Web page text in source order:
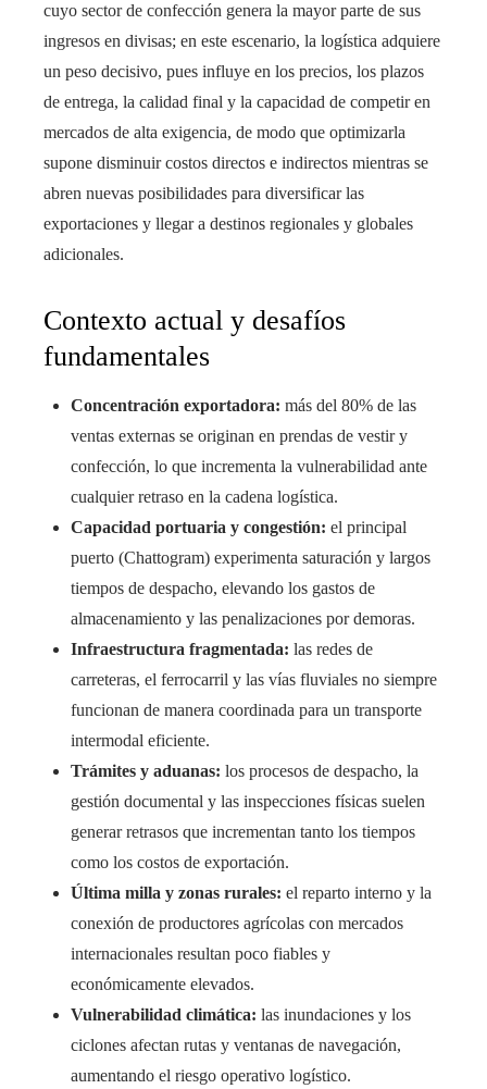
cuyo sector de confección genera la mayor parte de sus
ingresos en divisas; en este escenario, la logística adquiere
un peso decisivo, pues influye en los precios, los plazos
de entrega, la calidad final y la capacidad de competir en
mercados de alta exigencia, de modo que optimizarla
supone disminuir costos directos e indirectos mientras se
abren nuevas posibilidades para diversificar las
exportaciones y llegar a destinos regionales y globales
adicionales.
Contexto actual y desafíos
fundamentales
Concentración exportadora: más del 80% de las
ventas externas se originan en prendas de vestir y
confección, lo que incrementa la vulnerabilidad ante
cualquier retraso en la cadena logística.
Capacidad portuaria y congestión: el principal
puerto (Chattogram) experimenta saturación y largos
tiempos de despacho, elevando los gastos de
almacenamiento y las penalizaciones por demoras.
Infraestructura fragmentada: las redes de
carreteras, el ferrocarril y las vías fluviales no siempre
funcionan de manera coordinada para un transporte
intermodal eficiente.
Trámites y aduanas: los procesos de despacho, la
gestión documental y las inspecciones físicas suelen
generar retrasos que incrementan tanto los tiempos
como los costos de exportación.
Última milla y zonas rurales: el reparto interno y la
conexión de productores agrícolas con mercados
internacionales resultan poco fiables y
económicamente elevados.
Vulnerabilidad climática: las inundaciones y los
ciclones afectan rutas y ventanas de navegación,
aumentando el riesgo operativo logístico.